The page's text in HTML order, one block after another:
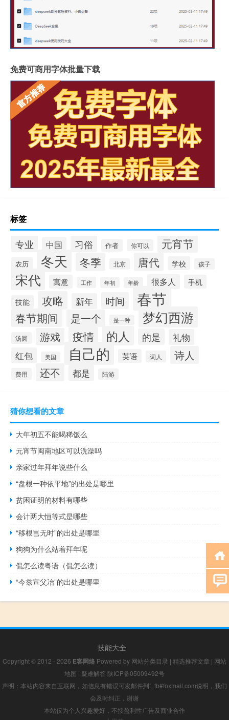
免费可商用字体批量下载
标签
专业 中国 习俗 作者 你可以 元宵节
农历 冬天 冬季 北京 唐代 学校 孩子
宋代 寓意 工作 年初 年龄 很多人 手机
技能 攻略 新年 时间 春节
春节期间 是一个 是一种 梦幻西游
汤圆 游戏 疫情 的人 的是
礼物
红包
美国 自己的 英语 词人 诗人
费用 还不 都是 陆游
猜你想看的文章
大年初五不能喝稀饭么
元宵节闽南地区可以洗澡吗
亲家过年拜年说些什么
“盘根一种依平地”的出处是哪里
贫困证明的材料有哪些
会计两大恒等式是哪些
“移根岂无时”的出处是哪里
狗狗为什么站着拜年呢
侃怎么读粤语（侃怎么读）
“今兹宣父冶”的出处是哪里
技能大全
Copyright © 2012 - 2026 E客网络 Powered by 网站分类目录 | 精选推荐文章 | 网站
地图 | 疑难解答 陕ICP备05009492号
声明：本站内容来自互联网，如信息有错误可发邮件到f_fb#foxmail.com说明，我们
会及时纠正，谢谢
本站仅为个人兴趣爱好，不接盈利性广告及商业合作